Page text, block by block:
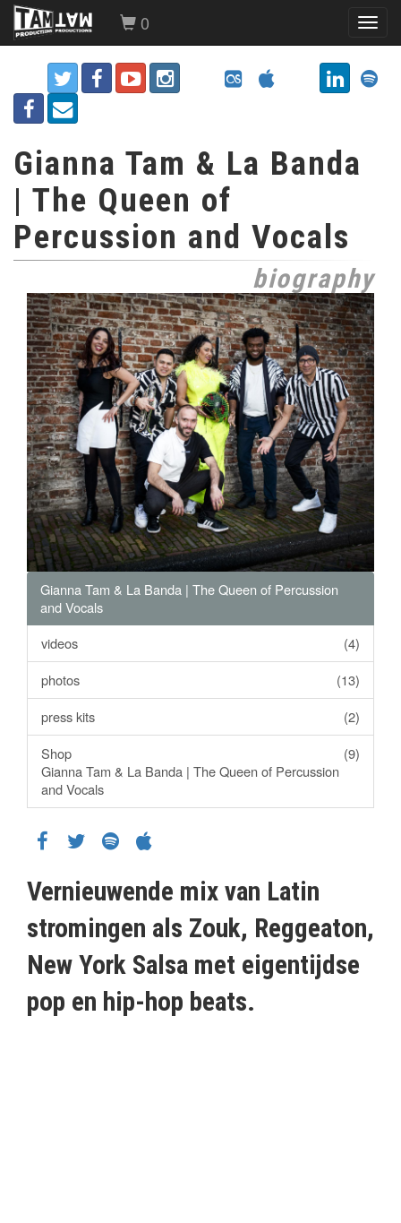
0
Gianna Tam & La Banda
| The Queen of
Percussion and Vocals
biography
Gianna Tam & La Banda | The Queen of Percussion
and Vocals
videos
(4)
photos
(13)
press kits
(2)
Shop
(9)
Gianna Tam & La Banda | The Queen of Percussion
and Vocals
Vernieuwende mix van Latin
stromingen als Zouk, Reggeaton,
New York Salsa met eigentijdse
pop en hip-hop beats.